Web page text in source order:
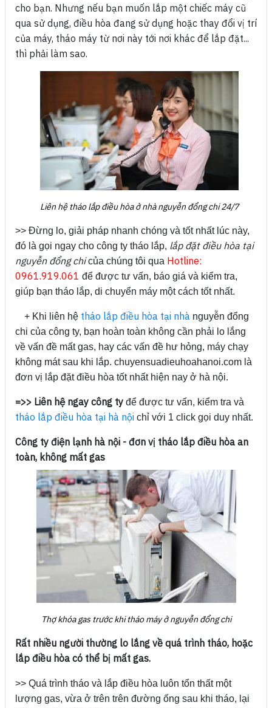
cho bạn. Nhưng nếu bạn muốn lắp một chiếc máy cũ
qua sử dụng, điều hòa đang sử dụng hoặc thay đổi vị trí
của máy, tháo máy từ nơi này tới nơi khác để lắp đặt...
thì phải làm sao.
Liên hệ tháo lắp điều hòa ở nhà nguyễn đổng chi 24/7
>> Đừng lo, giải pháp nhanh chóng và tốt nhất lúc này,
đó là gọi ngay cho công ty tháo lắp, lắp đặt điều hòa tại
nguyễn đổng chicủa chúng tôi qua Hotline:
0961.919.061 để được tư vấn, báo giá và kiểm tra,
giúp bạn tháo lắp, di chuyển máy một cách tốt nhất.
+ Khi liên hệ tháo lắp điều hòa tại nhà nguyễn đổng
chi của công ty, bạn hoàn toàn không cần phải lo lắng
về vấn đề mất gas, hay các vấn đề hư hỏng, máy chạy
không mát sau khi lắp. chuyensuadieuhoahanoi.com là
đơn vị lắp đặt điều hòa tốt nhất hiện nay ở hà nội.
=>> Liên hệ ngay công ty để được tư vấn, kiểm tra và
tháo lắp điều hòa tại hà nội chỉ với 1 click gọi duy nhất.
Công ty điện lạnh hà nội - đơn vị tháo lắp điều hòa an
toàn, không mất gas
Thợ khóa gas trước khi tháo máy ở nguyễn đổng chi
Rất nhiều người thường lo lắng về quá trình tháo, hoặc
lắp điều hòa có thể bị mất gas.
>> Quá trình tháo và lắp điều hòa luôn tổn thất một
lượng gas, vừa ở trên trên đường ống sau khi tháo, lại